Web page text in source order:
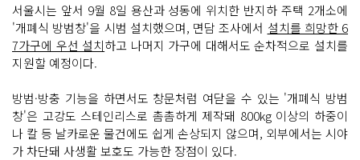
서울시는 앞서 9월 8일 용산과 성동에 위치한 반지하 주택 2개소에
'개폐식 방범창'을 시범 설치했으며, 면담 조사에서 설치를 희망한 6
7가구에 우선 설치하고 나머지 가구에 대해서도 순차적으로 설치를
지원할 예정이다.
방범·방충 기능을 하면서도 창문처럼 여닫을 수 있는 '개폐식 방범
창'은 고강도 스테인리스로 촘촘하게 제작돼 800kg 이상의 하중이
나 칼 등 날카로운 물건에도 쉽게 손상되지 않으며, 외부에서는 시야
가 차단돼 사생활 보호도 가능한 장점이 있다.